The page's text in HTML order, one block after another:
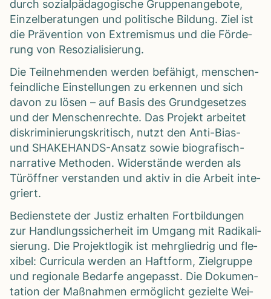
durch sozi­al­päd­ago­gi­sche Grup­pen­an­ge­bote,
Ein­zel­be­ra­tun­gen und poli­ti­sche Bil­dung. Ziel ist
die Prä­ven­tion von Extre­mis­mus und die För­de­
rung von Reso­zia­li­sie­rung.
Die Teil­neh­men­den wer­den befä­higt, men­schen­
feind­li­che Ein­stel­lun­gen zu erken­nen und sich
davon zu lösen – auf Basis des Grund­ge­set­zes
und der Men­schen­rechte. Das Pro­jekt arbei­tet
dis­kri­mi­nie­rungs­kri­tisch, nutzt den Anti-Bias-
und SHAKE­HANDS-Ansatz sowie bio­gra­fisch-
nar­ra­tive Metho­den. Wider­stände wer­den als
Tür­öff­ner ver­stan­den und aktiv in die Arbeit inte­
griert.
Bediens­tete der Jus­tiz erhal­ten Fort­bil­dun­gen
zur Hand­lungs­si­cher­heit im Umgang mit Radi­ka­li­
sie­rung. Die Pro­jekt­lo­gik ist mehr­glied­rig und fle­
xi­bel: Cur­ri­cula wer­den an Haft­form, Ziel­gruppe
und regio­nale Bedarfe ange­passt. Die Doku­men­
ta­tion der Maß­nah­men ermög­licht gezielte Wei­